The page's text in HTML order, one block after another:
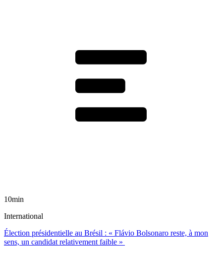
10min
International
Élection présidentielle au Brésil : « Flávio Bolsonaro reste, à mon
sens, un candidat relativement faible »